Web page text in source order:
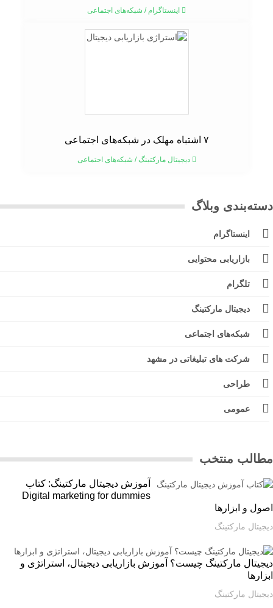
اینستاگرام/شبکه‌های اجتماعی
دیجیتال مارکتینگ/شبکه‌های اجتماعی
وبلاگ
اینستاگرام
بازاریابی محتوایی
تلگرام
دیجیتال مارکتینگ
شبکه‌های اجتماعی
شرکت های تبلیغاتی در مشهد
طراحی
عمومی
منتخب
آموزش دیجیتال مارکتینگ: کتاب
Digital marketing for dummies
و ابزارها
مارکتینگ
مارکتینگ چیست؟ آموزش بازاریابی دیجیتال، استراتژی و
مارکتینگ